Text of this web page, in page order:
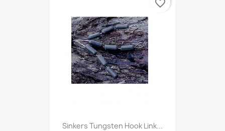
Sinkers Tungsten Hook Link...
favorite_border